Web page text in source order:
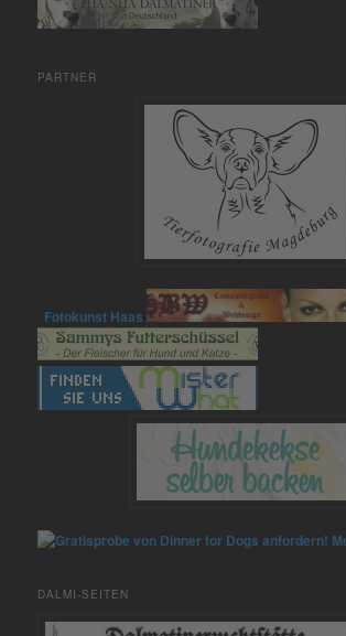
PARTNER
Fotokunst Haas
DALMI-SEITEN